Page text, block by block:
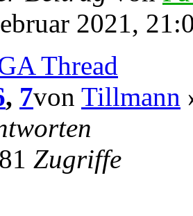
2021,
Thread
, 7von Tillmann
Zugriffe